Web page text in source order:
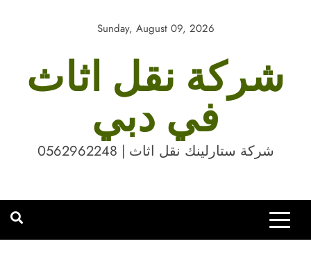
Sunday, August 09, 2026
شركة نقل اثاث
في دبي
شركة ستارلينك نقل اثاث | 0562962248